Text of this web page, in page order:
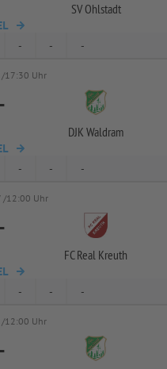
SV Ohlstadt
- - -
17:30 Uhr
DJK Waldram
- - -
/12:00 Uhr
FC Real Kreuth
- - -
12:00 Uhr